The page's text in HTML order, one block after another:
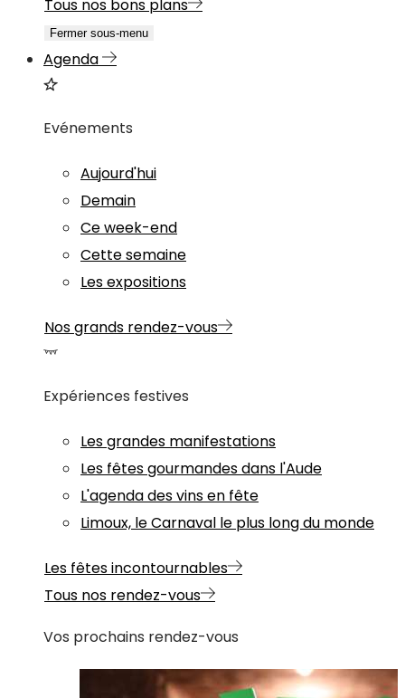
Tous nos bons plans
Fermer sous-menu
Agenda
Evénements
Aujourd'hui
Demain
Ce week-end
Cette semaine
Les expositions
Nos grands rendez-vous
Expériences festives
Les grandes manifestations
Les fêtes gourmandes dans l'Aude
L'agenda des vins en fête
Limoux, le Carnaval le plus long du monde
Les fêtes incontournables
Tous nos rendez-vous
Vos prochains rendez-vous